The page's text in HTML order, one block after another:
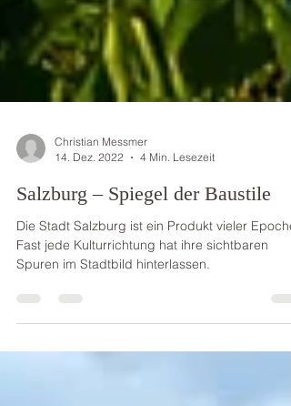
Christian Messmer
14. Dez. 2022
4 Min. Lesezeit
Salzburg – Spiegel der Baustile
Die Stadt Salzburg ist ein Produkt vieler
Spuren im Stadtbild hinterlassen.